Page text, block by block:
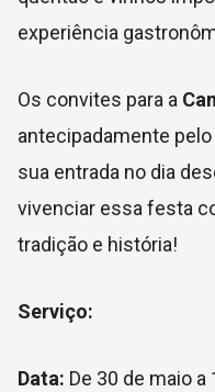
experiência
Os convites para a
antecipadamente
sua entrada no dia
vivenciar essa festa
tradição e história!
Serviço:
Data: De 30 de maio